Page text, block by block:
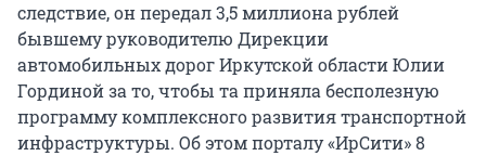
следствие, он передал 3,5 миллиона рублей
бывшему руководителю Дирекции
автомобильных дорог Иркутской области Юлии
Гординой за то, чтобы та приняла бесполезную
программу комплексного развития транспортной
инфраструктуры. Об этом порталу «ИрСити» 8